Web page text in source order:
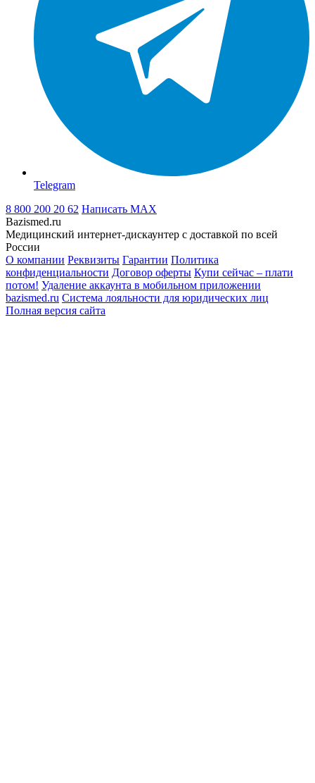
Telegram
8 800 200 20 62 Написать MAX
Bazismed.ru
Медицинский интернет-дискаунтер с доставкой по всей
России
О компании Реквизиты Гарантии Политика
конфиденциальности Договор оферты Купи сейчас – плати
потом! Удаление аккаунта в мобильном приложении
bazismed.ru Система лояльности для юридических лиц
Полная версия сайта